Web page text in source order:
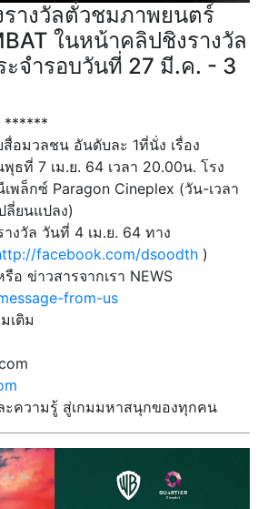
างวัลตั๋วชมภาพยนตร์
ในหน้าคลิปชิงรางวัล
ะจำรอบวันที่ 27 มี.ค. - 3
******
อมวลชน อันดับละ 1ที่นั่ง เรื่อง
พุธที่ 7 เม.ย. 64 เวลา 20.00น. โรง
พล็กซ์ Paragon Cineplex (วัน-เวลา
ลี่ยนแปลง)
งวัล วันที่ 4 เม.ย. 64 ทาง
facebook.com/dsoodth )
อ ข่าวสารจากเรา NEWS
from-us
เติม
ะความรู้ สู่เกมมหาสนุกของทุกคน